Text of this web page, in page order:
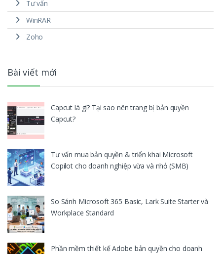
Tư vấn
WinRAR
Zoho
Bài viết mới
Capcut là gì? Tại sao nên trang bị bản quyền
Capcut?
Tư vấn mua bản quyền & triển khai Microsoft
Copilot cho doanh nghiệp vừa và nhỏ (SMB)
So Sánh Microsoft 365 Basic, Lark Suite Starter và
Workplace Standard
Phần mềm thiết kế Adobe bản quyền cho doanh